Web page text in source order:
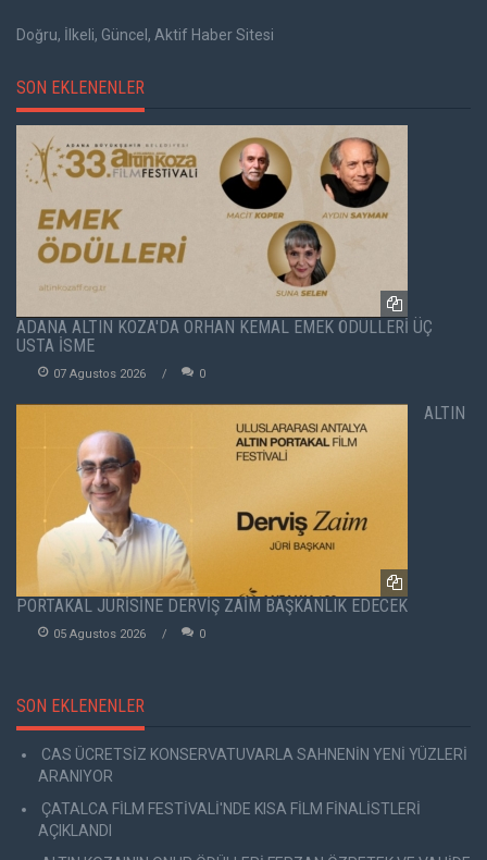
Doğru, İlkeli, Güncel, Aktif Haber Sitesi
SON EKLENENLER
ADANA ALTIN KOZA'DA ORHAN KEMAL EMEK ÖDÜLLERİ ÜÇ
USTA İSME
07 Agustos 2026 0
ALTIN
PORTAKAL JÜRİSİNE DERVİŞ ZAİM BAŞKANLIK EDECEK
05 Agustos 2026 0
SON EKLENENLER
CAS ÜCRETSİZ KONSERVATUVARLA SAHNENİN YENİ YÜZLERİ
ARANIYOR
ÇATALCA FİLM FESTİVALİ'NDE KISA FİLM FİNALİSTLERİ
AÇIKLANDI